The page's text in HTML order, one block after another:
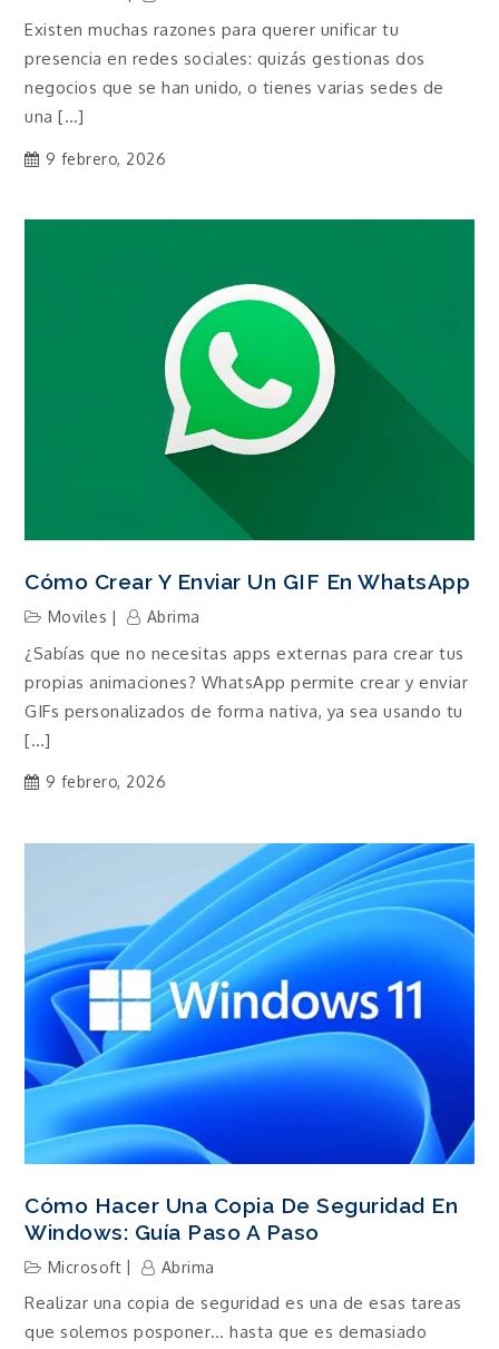
Existen muchas razones para querer unificar tu
presencia en redes sociales: quizás gestionas dos
negocios que se han unido, o tienes varias sedes de
una […]
9 febrero, 2026
Cómo Crear Y Enviar Un GIF En WhatsApp
Moviles Abrima
¿Sabías que no necesitas apps externas para crear tus
propias animaciones? WhatsApp permite crear y enviar
GIFs personalizados de forma nativa, ya sea usando tu
[…]
9 febrero, 2026
Cómo Hacer Una Copia De Seguridad En
Windows: Guía Paso A Paso
Microsoft Abrima
Realizar una copia de seguridad es una de esas tareas
que solemos posponer… hasta que es demasiado